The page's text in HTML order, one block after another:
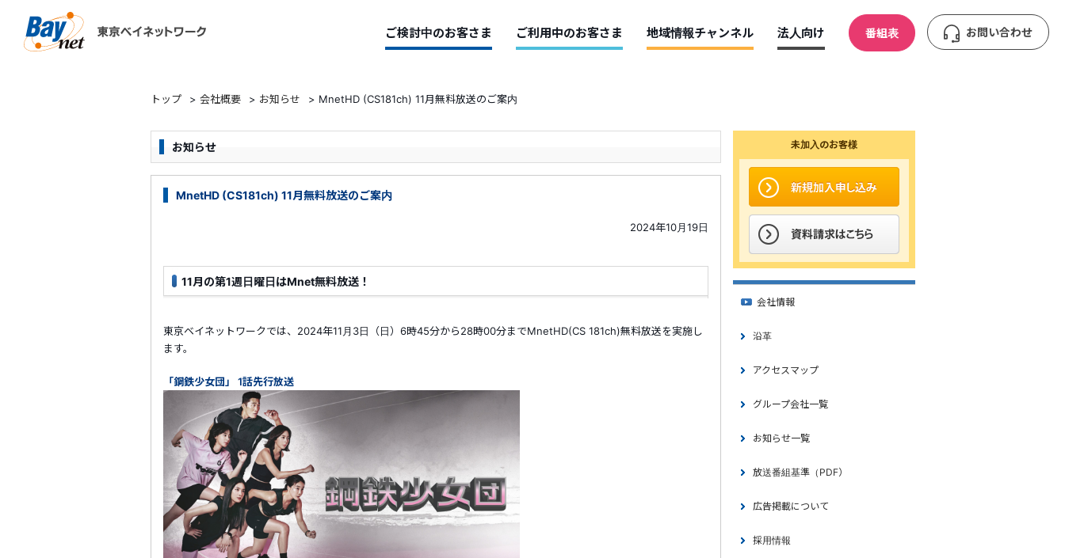
ご検討中のお客さま ご利用中のお客さま 地域情報チャンネル 法人向け 番組表 お問い合わせ
トップ > 会社概要 > お知らせ > MnetHD (CS181ch) 11月無料放送のご案内
お知らせ
MnetHD (CS181ch) 11月無料放送のご案内
2024年10月19日
11月の第1週日曜日はMnet無料放送！
東京ベイネットワークでは、2024年11月3日（日）6時45分から28時00分までMnetHD(CS 181ch)無料放送を実施し
ます。
「鋼鉄少女団」 1話先行放送
未加入のお客様
会社情報
沿革
アクセスマップ
グループ会社一覧
お知らせ一覧
放送番組基準（PDF）
広告掲載について
採用情報